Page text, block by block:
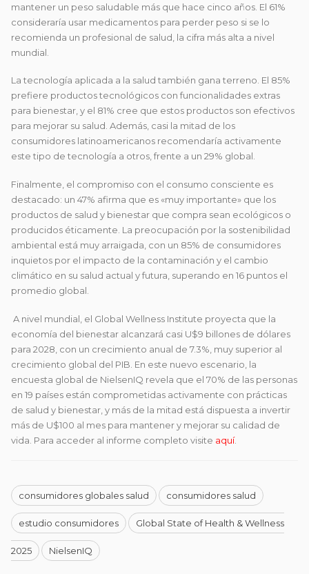
mantener un peso saludable más que hace cinco años. El 61%
consideraría usar medicamentos para perder peso si se lo
recomienda un profesional de salud, la cifra más alta a nivel
mundial.
La tecnología aplicada a la salud también gana terreno. El 85%
prefiere productos tecnológicos con funcionalidades extras
para bienestar, y el 81% cree que estos productos son efectivos
para mejorar su salud. Además, casi la mitad de los
consumidores latinoamericanos recomendaría activamente
este tipo de tecnología a otros, frente a un 29% global.
Finalmente, el compromiso con el consumo consciente es
destacado: un 47% afirma que es «muy importante» que los
productos de salud y bienestar que compra sean ecológicos o
producidos éticamente. La preocupación por la sostenibilidad
ambiental está muy arraigada, con un 85% de consumidores
inquietos por el impacto de la contaminación y el cambio
climático en su salud actual y futura, superando en 16 puntos el
promedio global.
A nivel mundial, el Global Wellness Institute proyecta que la
economía del bienestar alcanzará casi U$9 billones de dólares
para 2028, con un crecimiento anual de 7.3%, muy superior al
crecimiento global del PIB. En este nuevo escenario, la
encuesta global de NielsenIQ revela que el 70% de las personas
en 19 países están comprometidas activamente con prácticas
de salud y bienestar, y más de la mitad está dispuesta a invertir
más de U$100 al mes para mantener y mejorar su calidad de
vida. Para acceder al informe completo visite aquí.
consumidores globales salud consumidores salud
estudio consumidores Global State of Health & Wellness
2025 NielsenIQ